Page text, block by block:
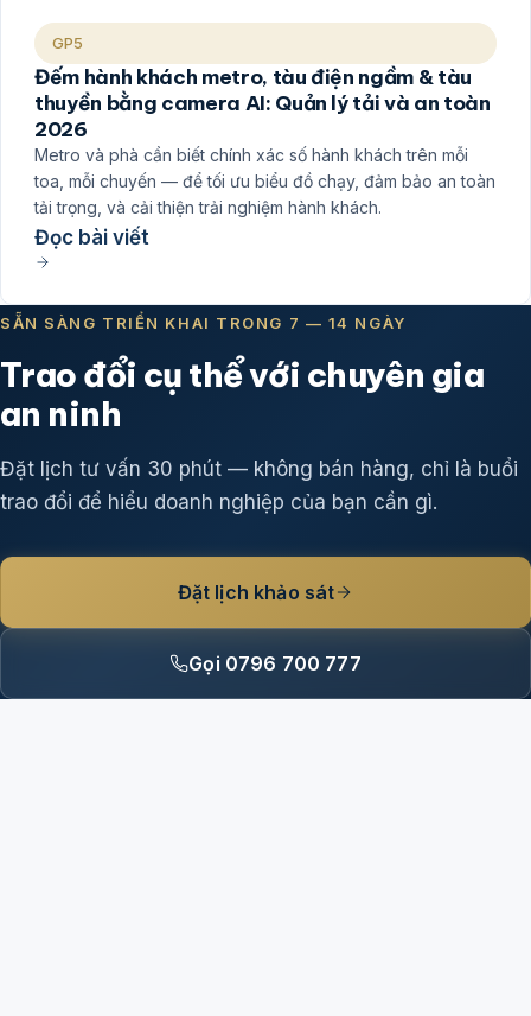
GP5
Đếm hành khách metro, tàu điện ngầm & tàu
thuyền bằng camera AI: Quản lý tải và an toàn
2026
Metro và phà cần biết chính xác số hành khách trên mỗi
toa, mỗi chuyến — để tối ưu biểu đồ chạy, đảm bảo an toàn
tải trọng, và cải thiện trải nghiệm hành khách.
Đọc bài viết
SẴN SÀNG TRIỂN KHAI TRONG 7 — 14 NGÀY
Trao đổi cụ thể với chuyên gia
an ninh
Đặt lịch tư vấn 30 phút — không bán hàng, chỉ là buổi
trao đổi để hiểu doanh nghiệp của bạn cần gì.
Đặt lịch khảo sát
Gọi 0796 700 777